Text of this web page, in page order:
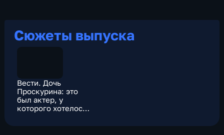
Сюжеты выпуска
Вести. Дочь
Проскурина: это
был актер, у
которого хотелось